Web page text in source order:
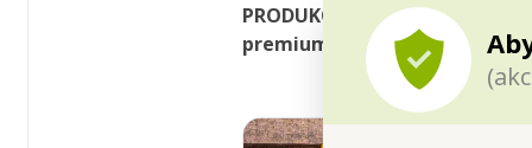
PRODUKCJA RĘCZNA!Każda
premium.
Zapakowana jest w